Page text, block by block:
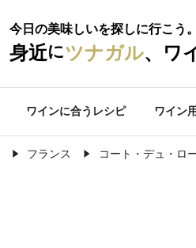
今日の美味しいを探しに行こう。
身近にツナガル、ワ
ワインに合うレシピ ワイン
フランス コート・デュ・ロ